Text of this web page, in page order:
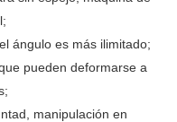
ángulo es más ilimitado;
pueden deformarse a
manipulación en